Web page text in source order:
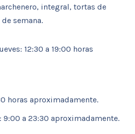
integral, tortas de
semana.
12:30 a 19:00 horas
horas aproximadamente.
9:00 a 23:30 aproximadamente.